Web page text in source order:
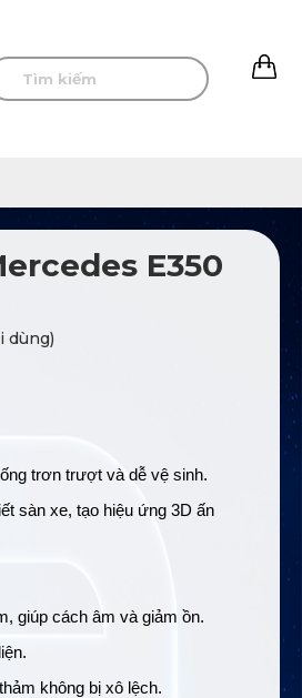
E350
dùng)
trơn trượt và dễ vệ sinh.
sàn xe, tạo hiệu ứng 3D ấn
giúp cách âm và giảm ồn.
không bị xô lệch.